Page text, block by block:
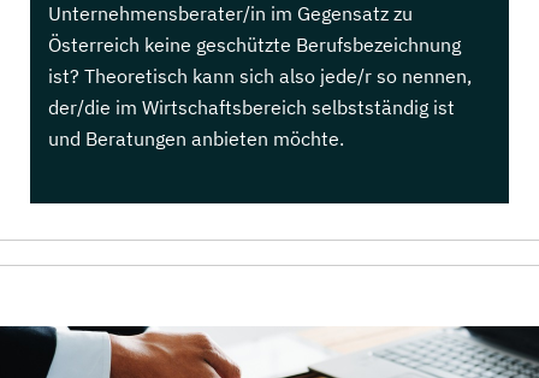
Unternehmensberater/in im Gegensatz zu
Österreich keine geschützte Berufsbezeichnung
ist? Theoretisch kann sich also jede/r so nennen,
der/die im Wirtschaftsbereich selbstständig ist
und Beratungen anbieten möchte.